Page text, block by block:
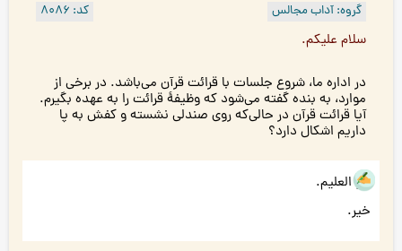
کد: 8086 گروه: آداب مجالس
سلام علیکم.
در اداره ما، شروع جلسات با قرائت قرآن می‌باشد. در برخی از
موارد، به بنده گفته می‌شود که وظیفۀ قرائت را به عهده بگیرم.
آيا قرائت قرآن در حالی‌كه روى صندلى نشسته و كفش به پا
داريم اشكال دارد؟
هو العلیم.
خیر.